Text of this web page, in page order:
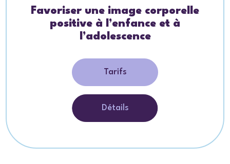
Favoriser une image corporelle
positive à l’enfance et à
l’adolescence
Tarifs
Détails